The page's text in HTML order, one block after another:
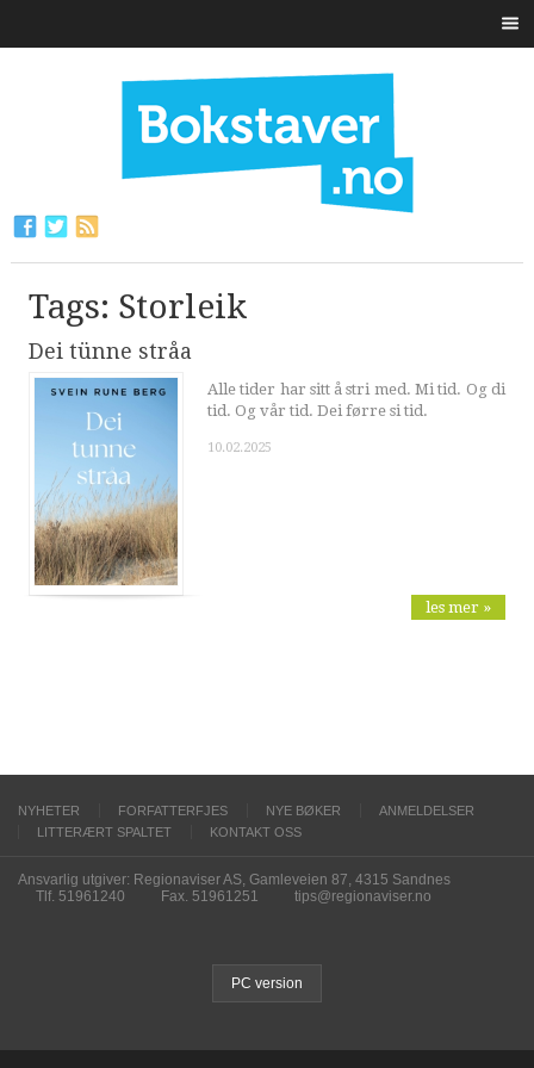
Tags: Storleik
Dei tünne stråa
Alle tider har sitt å stri med. Mi tid. Og di
tid. Og vår tid. Dei førre si tid.
10.02.2025
les mer »
NYHETER FORFATTERFJES NYE BØKER
ANMELDELSER
LITTERÆRT SPALTET
KONTAKT OSS
Ansvarlig utgiver: Regionaviser AS, Gamleveien 87, 4315 Sandnes
Tlf. 51961240
Fax. 51961251 tips@regionaviser.no
PC version